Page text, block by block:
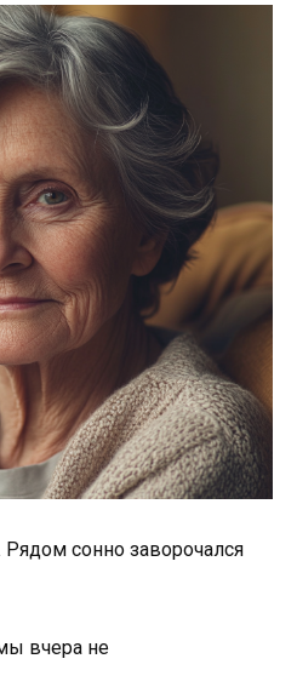
сонно заворочался
вчера не